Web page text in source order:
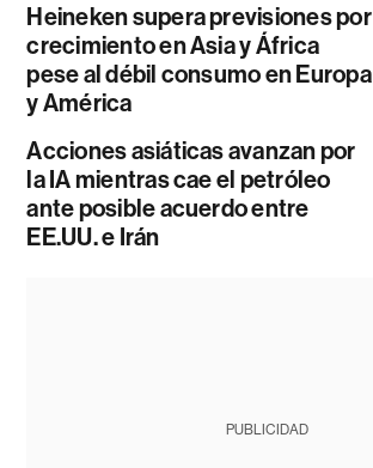
Heineken supera previsiones por
crecimiento en Asia y África
pese al débil consumo en Europa
y América
Acciones asiáticas avanzan por
la IA mientras cae el petróleo
ante posible acuerdo entre
EE.UU. e Irán
PUBLICIDAD